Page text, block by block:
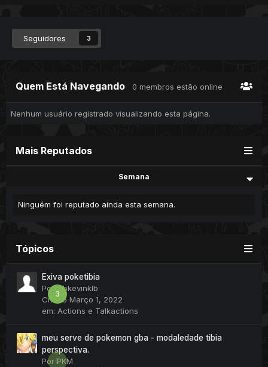
Seguidores 3
Quem Está Navegando 0 membros estão online
Nenhum usuário registrado visualizando esta página.
Mais Reputados
Semana
Ninguém foi reputado ainda esta semana.
Tópicos
3
Exiva poketibia
Por klbkevinklb
Criado Março 1, 2022
em: Actions e Talkactions
0
meu serve de pokemon gba - modaledade tibia
perspectiva.
PorPKM